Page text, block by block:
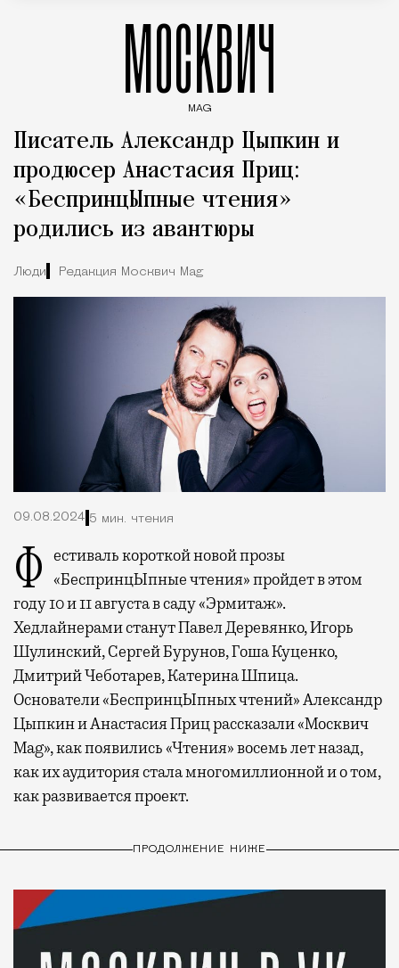
МОСКВИЧ
MAG
Писатель Александр Цыпкин и
продюсер Анастасия Приц:
«БеспринцЫпные чтения»
родились из авантюры
Люди Редакция Москвич Mag
09.08.2024 5 мин. чтения
Фестиваль короткой новой прозы «БеспринцЫпные чтения» пройдет в этом
году 10 и 11 августа в cаду «Эрмитаж».
Хедлайнерами станут Павел Деревянко, Игорь
Шулинский, Сергей Бурунов, Гоша Куценко,
Дмитрий Чеботарев, Катерина Шпица.
Основатели «БеспринцЫпных чтений» Александр
Цыпкин и Анастасия Приц рассказали «Москвич
Mag», как появились «Чтения» восемь лет назад,
как их аудитория стала многомиллионной и о том,
как развивается проект.
ПРОДОЛЖЕНИЕ НИЖЕ